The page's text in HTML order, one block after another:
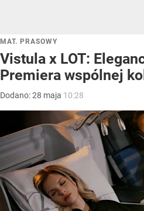
MAT. PRASOWY
Vistula x LOT:
Premiera wspólnej
Dodano:28 maja 10:28